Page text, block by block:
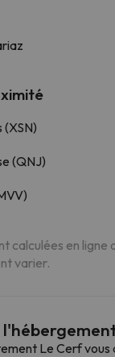
(QNJ)
calculées en ligne
varier.
Le Cerf vous